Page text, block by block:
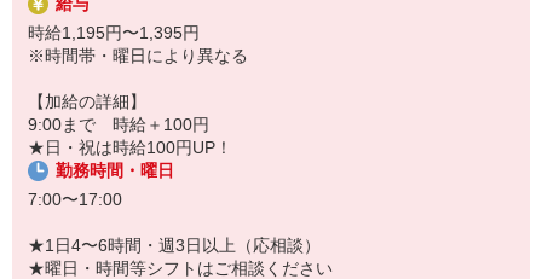
時給1,195円〜1,395円
※時間帯・曜日により異なる
【加給の詳細】
9:00まで 時給＋100円
★日・祝は時給100円UP！
勤務時間・曜日
7:00〜17:00
★1日4〜6時間・週3日以上（応相談）
★曜日・時間等シフトはご相談ください